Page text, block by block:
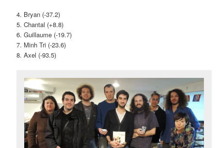
4. Bryan (-37.2)
5. Chantal (+8.8)
6. Guillaume (-19.7)
7. Minh Tri (-23.6)
8. Axel (-93.5)